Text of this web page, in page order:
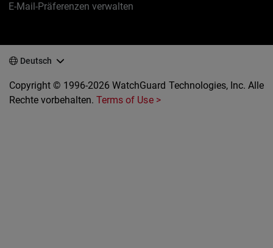
E-Mail-Präferenzen verwalten
Deutsch
Copyright © 1996-2026 WatchGuard Technologies, Inc. Alle
Rechte vorbehalten.Terms of Use >